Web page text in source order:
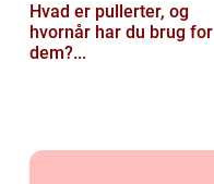
Hvad er pullerter, og
hvornår har du brug for
dem?...